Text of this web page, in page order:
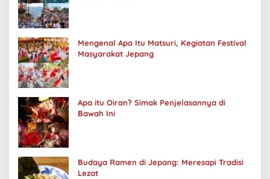
Mengenal Apa Itu Matsuri, Kegiatan Festival
Masyarakat Jepang
Apa itu Oiran? Simak Penjelasannya di
Bawah Ini
Budaya Ramen di Jepang: Meresapi Tradisi
Lezat